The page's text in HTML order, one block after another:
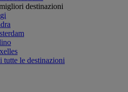
destinazioni
tutte le destinazioni